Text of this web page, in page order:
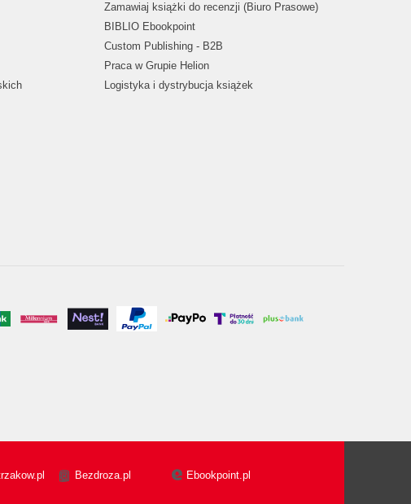
Zamawiaj książki do recenzji (Biuro Prasowe)
BIBLIO Ebookpoint
Custom Publishing - B2B
Praca w Grupie Helion
Logistyka i dystrybucja książek
Bezdroza.pl Ebookpoint.pl